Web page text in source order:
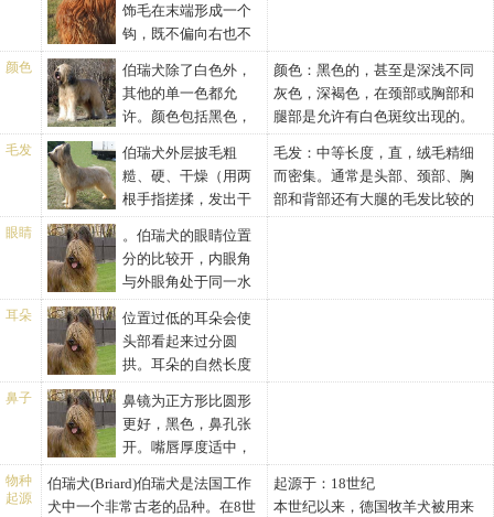
的距离等于两后腿的距离，腿的
结构极为重要，这决定该犬的工
作能力和耐受疲劳的能力。悬爪
——前腿悬爪。可切除也可不切
除。脚——脚结实而呈圆形或略
呈椭圆形，脚的行走线向前指间
运动线，脚趾结实，拱起而紧
凑，脚垫发达紧凑而富有强性，
由硬的组织覆盖，指甲黑而硬。
适，跖骨略微倾斜，跗关节角度
为135·。悬爪——每条后腿有2个
退化趾，位于腿的下部，使脚有
宽度的基础，偶尔趾甲可能完全
没有，没有趾甲只要趾间存在就
不应视为缺陷。理想的是退化趾
形成有功能的附加趾。不合格情
况——每条后腿少于2个退化趾。
脚——跗关节和跖部平行时，如
果后脚趾有一点分离，这种位置
是正确的。
饰毛在末端形成一个
钩，既不偏向右也不
偏向左。当静止时，尾椎下垂至
飞节，尾尖成钩状，终止于钩
处，当从身体右侧看形状像字母
J。行动时，尾上抬，形成和谐的
曲线，除尾尖钩外绝不超过背线
水平以上
颜色
伯瑞犬除了白色外，
其他的单一色都允
许。颜色包括黑色，
不同深度的灰色，不同程度的茶
色。不管什么颜色，深色总是首
选。由上述两种颜色组合也是允
许的，前提是不能有污迹，且有
一种颜色逐渐过渡到另一种颜
色，颜色要对称。只有一种情况
出现白色是允许的：白色毛发分
散在所有被毛中，或胸部有直径
不超过一英寸的白色污迹（毛根
处为白色）。失格：白色被毛、
被毛有污迹、胸部的白色污迹直
径超过一英寸
颜色：黑色的，甚至是深浅不同
灰色，深褐色，在颈部或胸部和
腿部是允许有白色斑纹出现的。
毛发
伯瑞犬外层披毛粗
糙、硬、干燥（用两
根手指搓揉，发出干
燥刺耳的声音）。毛发平躺在身
体上，以自然长度下垂，略呈波
浪状，散发出健康的光泽。肩部
毛发的长度大约有6英寸或更长。
底毛细腻、紧密，包裹全身。头
部被毛发覆盖，毛发平躺着，从
中间自然的分开，向两侧下垂。
眉毛不能平躺着，但眉毛是以拱
形向外延伸，呈优美的曲线，并
遮盖住眼睛。毛发不能过分浓
密，那样会遮住头部并挡住眼睛
和视线
毛发：中等长度，直，绒毛精细
而密集。通常是头部、颈部、胸
部和背部还有大腿的毛发比较的
浓密。
眼睛
。伯瑞犬的眼睛位置
分的比较开，内眼角
与外眼角处于同一水
平。眼睛大、睁的较开且镇静，
决不能太窄或斜眼。不论什么毛
色，眼睛的颜色为黑色或黑褐
色，眼皮眼圈色素充足，颜色非
常深。伯瑞犬的耳朵位置高，耳
朵根部厚实、坚固。
耳朵
位置过低的耳朵会使
头部看起来过分圆
拱。耳朵的自然长度
大约为头部长度的一半或略短一
些，保持直且被长长的毛发所覆
盖。自然状态下，耳朵不应该平
躺在脑袋上，在警惕时，耳朵会
略微举起并使头顶看起来呈正方
形。如果剪耳，耳朵应该完全直
鼻子
鼻镜为正方形比圆形
更好，黑色，鼻孔张
开。嘴唇厚度适中，
唇线坚固、贴合恰当，嘴角无褶
皱或下垂
物种
起源
伯瑞犬(Briard)伯瑞犬是法国工作
犬中一个非常古老的品种。在8世
起源于：18世纪
本世纪以来，德国牧羊犬被用来